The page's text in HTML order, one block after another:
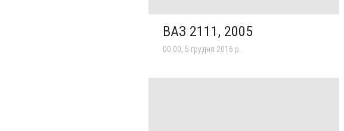
ВАЗ 2111, 2005
00:00, 5 грудня 2016 р.